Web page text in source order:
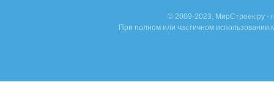
© 2009-2023, МирСтроек.ру -
При полном или частичном использовании